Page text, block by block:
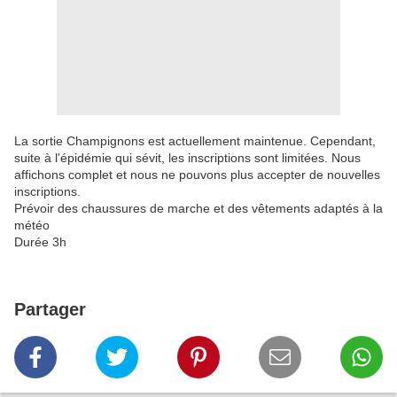
La sortie Champignons est actuellement maintenue. Cependant,
suite à l'épidémie qui sévit, les inscriptions sont limitées. Nous
affichons complet et nous ne pouvons plus accepter de nouvelles
inscriptions.
Prévoir des chaussures de marche et des vêtements adaptés à la
météo
Durée 3h
Partager